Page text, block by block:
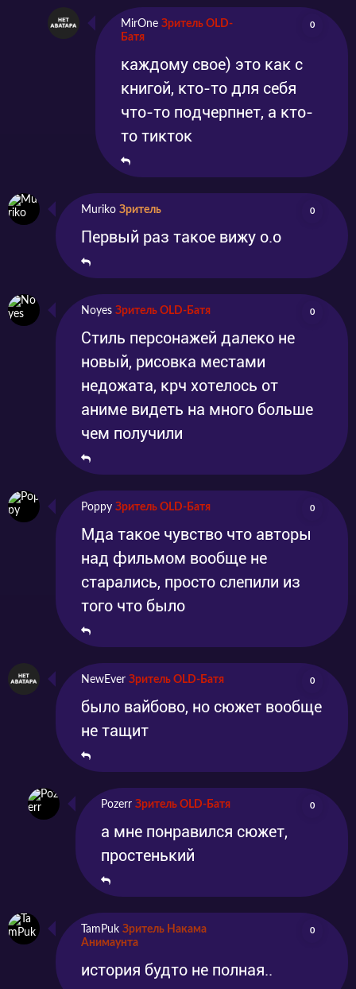
MirOne Зритель OLD-
Батя
0
каждому свое) это как с
книгой, кто-то для себя
что-то подчерпнет, а кто-
то тикток
Muriko Зритель 0
Первый раз такое вижу о.о
Noyes Зритель OLD-Батя 0
Стиль персонажей далеко не
новый, рисовка местами
недожата, крч хотелось от
аниме видеть на много больше
чем получили
Poppy Зритель OLD-Батя 0
Мда такое чувство что авторы
над фильмом вообще не
старались, просто слепили из
того что было
NewEver Зритель OLD-Батя 0
было вайбово, но сюжет вообще
не тащит
Pozerr Зритель OLD-Батя 0
а мне понравился сюжет,
простенький
TamPuk Зритель Накама
Анимаунта
0
история будто не полная..